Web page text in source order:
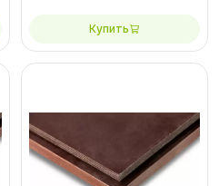
Купить